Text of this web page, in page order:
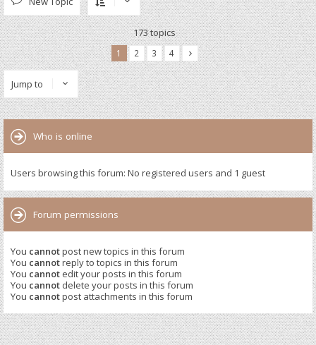
173 topics
1 2 3 4
Jump to
Who is online
Users browsing this forum: No registered users and 1 guest
Forum permissions
You cannotpost new topics in this forum
You cannotreply to topics in this forum
You cannot edit your posts in this forum
You cannot delete your posts in this forum
You cannotpost attachments in this forum